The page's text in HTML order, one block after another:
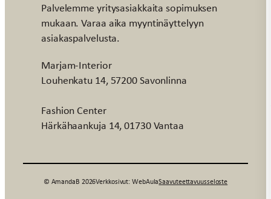
Palvelemme yritysasiakkaita sopimuksen
mukaan. Varaa aika myyntinäyttelyyn
asiakaspalvelusta.
Marjam-Interior
Louhenkatu 14, 57200 Savonlinna
Fashion Center
Härkähaankuja 14, 01730 Vantaa
© AmandaB 2026Verkkosivut: WebAulaSaavuteettavuusseloste